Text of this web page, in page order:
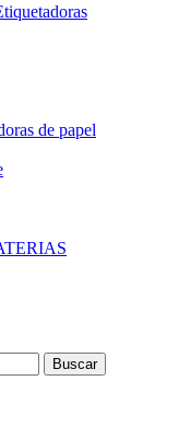
de papel
Buscar